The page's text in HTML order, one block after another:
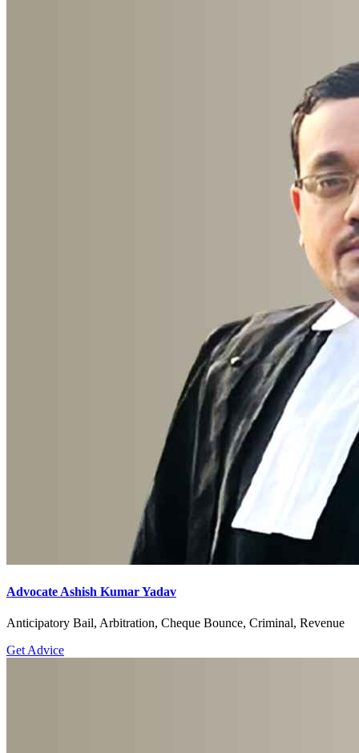
Advocate Ashish Kumar Yadav
Anticipatory Bail, Arbitration, Cheque Bounce, Criminal, Revenue
Get Advice